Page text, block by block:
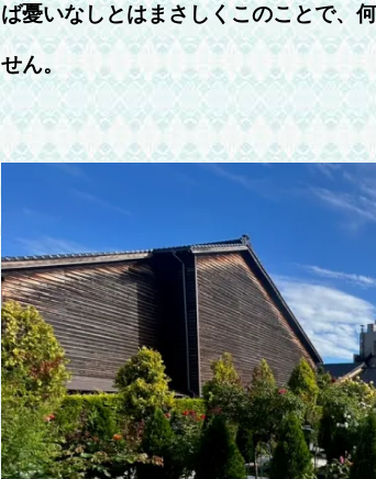
ば憂いなしとはまさしくこのことで、
せん。